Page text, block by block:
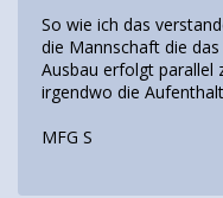
So wie ich das
die Mannschaft die
Ausbau erfolgt parallel
irgendwo die
MFG S